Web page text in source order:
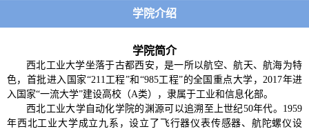
学院介绍
学院简介
西北工业大学坐落于古都西安，是一所以航空、航天、航海为特
色，首批进入国家“211工程”和“985工程”的全国重点大学，2017年进
入国家“一流大学”建设高校（A类），隶属于工业和信息化部。
西北工业大学自动化学院的渊源可以追溯至上世纪50年代。1959
年西北工业大学成立九系，设立了飞行器仪表传感器、航陀螺仪设